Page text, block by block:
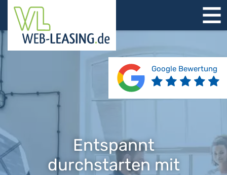
STARTSEITE
ÜBER UNS
PRODUKTE
REFERENZEN
BERATUNG
JOBS
KONTAKT
Entspannt
durchstarten mit
Google Bewertung